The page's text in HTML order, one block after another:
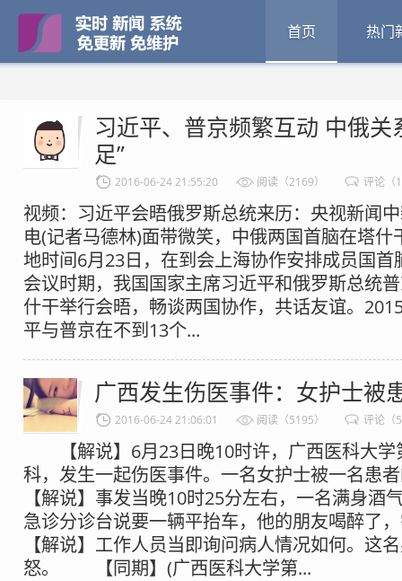
首页 热门
习近平、普京频繁互动 中俄关
足”
2016-06-24 21:55:20 阅读（2169） 评论（
视频：习近平会晤俄罗斯总统来历：央视新闻
电(记者马德林)面带微笑，中俄两国首脑在塔什
地时间6月23日，在到会上海协作安排成员国首
会议时期，我国国家主席习近平和俄罗斯总统
什干举行会晤，畅谈两国协作，共话友谊。
平与普京在不到13个...
广西发生伤医事件：女护士被
2016-06-24 21:06:01 阅读（5195） 评论（
【解说】6月23日晚10时许，广西医科大学
科，发生一起伤医事件。一名女护士被一名
【解说】事发当晚10时25分左右，一名满身酒
急诊分诊台说要一辆平抬车，他的朋友喝醉
【解说】工作人员当即询问病人情况如何。这
怒。 【同期】(广西医科大学第...